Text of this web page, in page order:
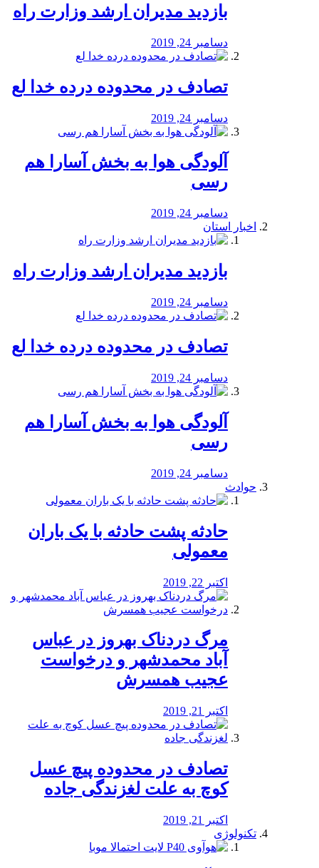
بازدید مدیران ارشد وزارت راه
دسامبر 24, 2019
تصادف در محدوده درده خدا لع
دسامبر 24, 2019
آلودگی هوا به بخش آسارا هم
رسی
دسامبر 24, 2019
اخبار استان
بازدید مدیران ارشد وزارت راه
دسامبر 24, 2019
تصادف در محدوده درده خدا لع
دسامبر 24, 2019
آلودگی هوا به بخش آسارا هم
رسی
دسامبر 24, 2019
حوادث
️حادثه پشت حادثه با یک باران
معمولی
اکتبر 22, 2019
مرگ دردناک بهروز در عباس
آباد محمدشهر و درخواست
عجیب همسرش
اکتبر 21, 2019
تصادف در محدوده پیچ عسل
کوچ به علت لغزندگی جاده
اکتبر 21, 2019
تکنولوژی